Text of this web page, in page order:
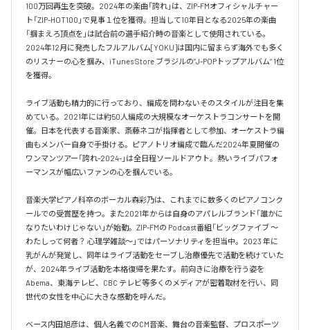
100万回再生を突破。2024年の楽曲「誇れ」は、ZIP-FMオフィシャルチャー
ト「ZIP-HOT100」で見事１位を獲得。担当して10年目となる2025年の楽曲
「掴まえろ頂点を」は試合前の選手紹介時の音楽として使用されている。
2024年12月に発売したフルアルバム[YOKU]は国内に留まらず海外でも多く
のリスナーの心を掴み、iTunes Store ブラジルの”J-POPトップアルバム” 1位
を獲得。
ライブ活動も精力的に行っており、編成を問わないそのスタイルが注目を集
めている。2021年には約50人編成の大規模なオーケストラコンサートを開
催。日本を代表する音楽家、斎藤ネコが指揮者として参加、オーケストラ編
曲もメンバー自身で手掛ける。ピアノトリオ編成で臨んだ2024年夏開催の
ワンマンツアー「誇れ-2024-」は全日程ソールドアウト。熱いライブパフォ
ーマンスが幅広いファンの心を掴んでいる。
音楽大学ピアノ科卒のボーカル森彩乃は、これまでに数多くのピアノコンク
ールでの受賞歴を持つ。また2021年からは自身のアパレルブランド「誰かに
なりたいわけじゃない」が始動。ZIP-FMの Podcast番組「ビッグファイブ 〜
わたしって何者？ 心理学雑談〜」ではパーソナリティを担当中。2023 年に
乳がんが発覚し、同年はライブ活動をセーブし治療優先で活動を続けていた
が、2024年ライブ活動を本格復帰を果たす。前向きに治療を行う姿を
Abema、東海テレビ、CBC テレビ等多くのメディアが密着取材を行い、同
世代の女性を中心に大きな感動を呼んだ。
ベース内田旭彦は、個人名義でのCM音楽、舞台の音楽監督、プロスポーツ